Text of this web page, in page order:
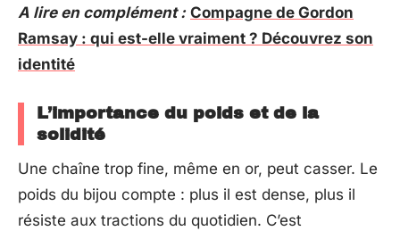
A lire en complément : Compagne de Gordon
Ramsay : qui est-elle vraiment ? Découvrez son
identité
L’importance du poids et de la
solidité
Une chaîne trop fine, même en or, peut casser. Le
poids du bijou compte : plus il est dense, plus il
résiste aux tractions du quotidien. C’est